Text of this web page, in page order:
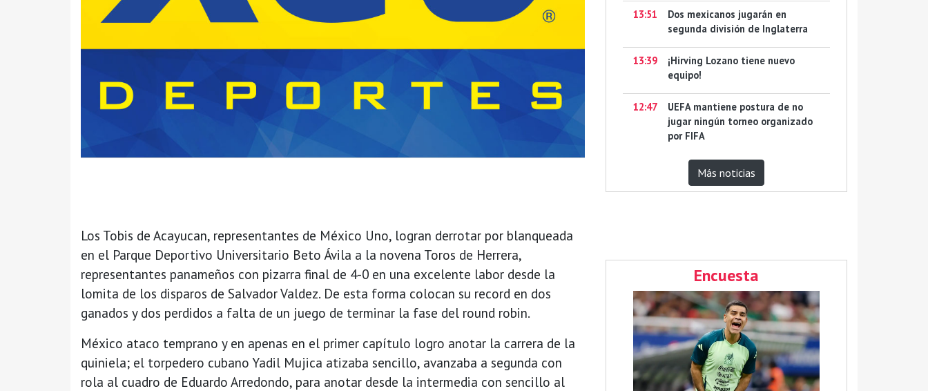
Los Tobis de Acayucan, representantes de México Uno, logran derrotar por blanqueada
en el Parque Deportivo Universitario Beto Ávila a la novena Toros de Herrera,
representantes panameños con pizarra final de 4-0 en una excelente labor desde la
lomita de los disparos de Salvador Valdez. De esta forma colocan su record en dos
ganados y dos perdidos a falta de un juego de terminar la fase del round robin.
México ataco temprano y en apenas en el primer capítulo logro anotar la carrera de la
quiniela; el torpedero cubano Yadil Mujica atizaba sencillo, avanzaba a segunda con
rola al cuadro de Eduardo Arredondo, para anotar desde la intermedia con sencillo al
13:51
Dos mexicanos jugarán en
segunda división de Inglaterra
13:39
¡Hirving Lozano tiene nuevo
equipo!
12:47
UEFA mantiene postura de no
jugar ningún torneo organizado
por FIFA
Más noticias
Encuesta